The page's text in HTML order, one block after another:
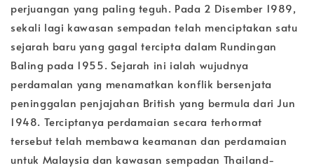
perjuangan yang paling teguh. Pada 2 Disember 1989,
sekali lagi kawasan sempadan telah menciptakan satu
sejarah baru yang gagal tercipta dalam Rundingan
Baling pada 1955. Sejarah ini ialah wujudnya
perdamalan yang menamatkan konflik bersenjata
peninggalan penjajahan British yang bermula dari Jun
1948. Terciptanya perdamaian secara terhormat
tersebut telah membawa keamanan dan perdamaian
untuk Malaysia dan kawasan sempadan Thailand-